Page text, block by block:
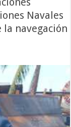
Navales
navegación